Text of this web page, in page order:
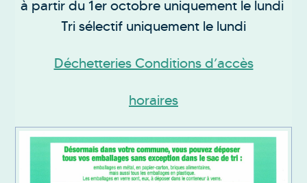
à partir du 1er octobre uniquement le lundi
Tri sélectif uniquement le lundi
Déchetteries Conditions d’accès
horaires